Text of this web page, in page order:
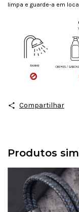
limpa e guarde-a em
Compartilhar
Produtos